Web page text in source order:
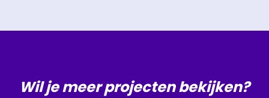
Wil je meer projecten bekijken?